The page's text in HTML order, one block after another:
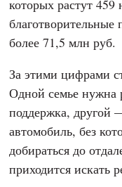
Тихий», в
Фонд поддерживает
лечением и
условий,
многодетные семьи
первые четыре
которых растут